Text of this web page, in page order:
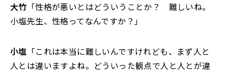
大竹 「性格が悪いとはどういうことか？ 難しいね。
小塩先生、性格ってなんですか？」
小塩 「これは本当に難しいんですけれども、まず人と
人とは違いますよね。どういった観点で人と人とが違